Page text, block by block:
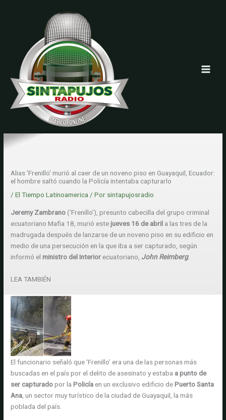
Alias 'Frenillo' murió al caer de un noveno piso en Guayaquil, Ecuador:
el hombre saltó cuando la Policía intentaba capturarlo
/El Tiempo Latinoamerica/ Por sintapujosradio
Jeremy Zambrano (‘Frenillo’), presunto cabecilla del grupo criminal
ecuatoriano Mafia 18, murió estejueves 16 de abril a las tres de la
madrugada después de lanzarse de un noveno piso en su edificio en
medio de una persecución en la que iba a ser capturado, según
informó el ministro del Interior ecuatoriano, John Reimberg.
LEA TAMBIÉN
El funcionario señaló que ‘Frenillo’ era una de las personas más
buscadas en el país por el delito de asesinato y estaba a punto de
ser capturadopor laPolicía en un exclusivo edificio dePuerto Santa
Ana , un sector muy turístico de la ciudad de Guayaquil, la más
poblada del país.